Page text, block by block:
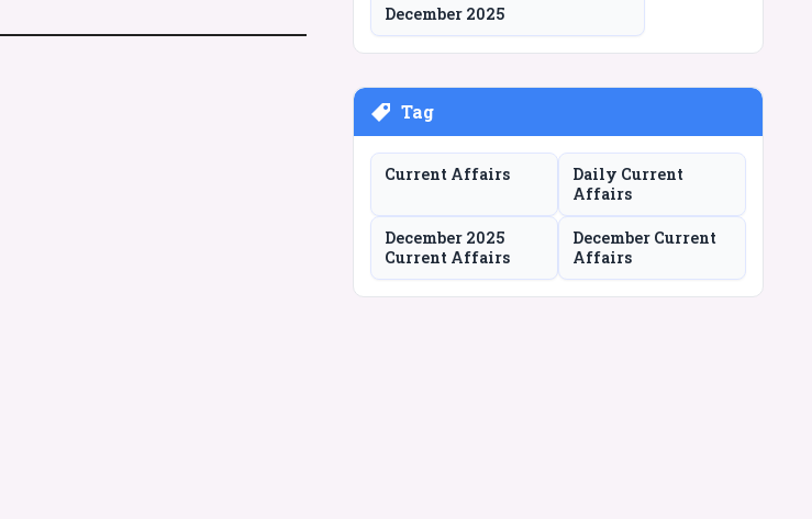
December 2025
Tag
Current Affairs
Daily Current
Affairs
December 2025
Current Affairs
December Current
Affairs